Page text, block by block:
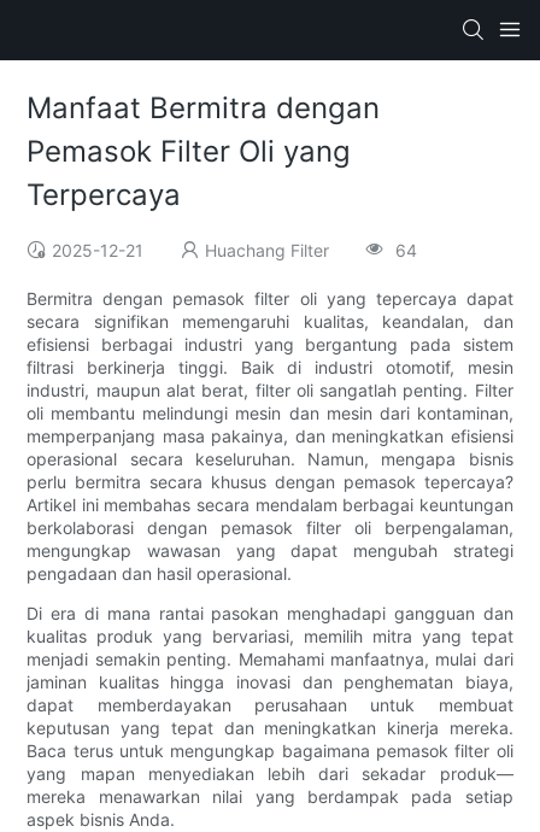
Manfaat Bermitra dengan
Pemasok Filter Oli yang
Terpercaya
2025-12-21 Huachang Filter 64
Bermitra dengan pemasok filter oli yang tepercaya dapat
secara signifikan memengaruhi kualitas, keandalan, dan
efisiensi berbagai industri yang bergantung pada sistem
filtrasi berkinerja tinggi. Baik di industri otomotif, mesin
industri, maupun alat berat, filter oli sangatlah penting. Filter
oli membantu melindungi mesin dan mesin dari kontaminan,
memperpanjang masa pakainya, dan meningkatkan efisiensi
operasional secara keseluruhan. Namun, mengapa bisnis
perlu bermitra secara khusus dengan pemasok tepercaya?
Artikel ini membahas secara mendalam berbagai keuntungan
berkolaborasi dengan pemasok filter oli berpengalaman,
mengungkap wawasan yang dapat mengubah strategi
pengadaan dan hasil operasional.
Di era di mana rantai pasokan menghadapi gangguan dan
kualitas produk yang bervariasi, memilih mitra yang tepat
menjadi semakin penting. Memahami manfaatnya, mulai dari
jaminan kualitas hingga inovasi dan penghematan biaya,
dapat memberdayakan perusahaan untuk membuat
keputusan yang tepat dan meningkatkan kinerja mereka.
Baca terus untuk mengungkap bagaimana pemasok filter oli
yang mapan menyediakan lebih dari sekadar produk—
mereka menawarkan nilai yang berdampak pada setiap
aspek bisnis Anda.